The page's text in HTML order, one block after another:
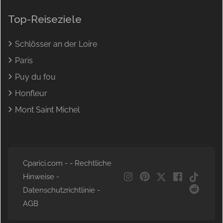
Top-Reiseziele
Schlösser an der Loire
Paris
Puy du fou
Honfleur
Mont Saint Michel
Cparici.com - - Rechtliche
Hinweise -
Datenschutzrichtlinie -
AGB